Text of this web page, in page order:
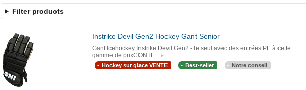
Filter products
Instrike Devil Gen2 Hockey Gant Senior
Gant Icehockey Instrike Devil Gen2 - le seul avec des entrées PE à cette
gamme de prixCONTE...
Hockey sur glace VENTE Best-seller Notre conseil